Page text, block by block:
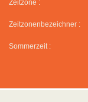
Zeitzone :
Zeitzonenbezeichner :
Sommerzeit :